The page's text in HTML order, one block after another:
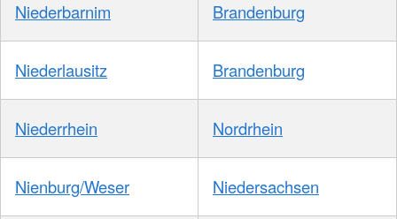
Niederbarnim Brandenburg
Niederlausitz Brandenburg
Niederrhein Nordrhein
Nienburg/Weser Niedersachsen